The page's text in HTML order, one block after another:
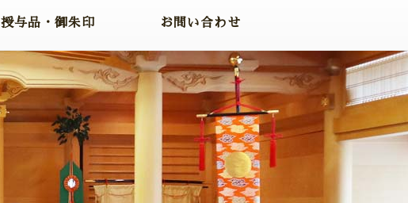
授与品・御朱印 お問い合わせ